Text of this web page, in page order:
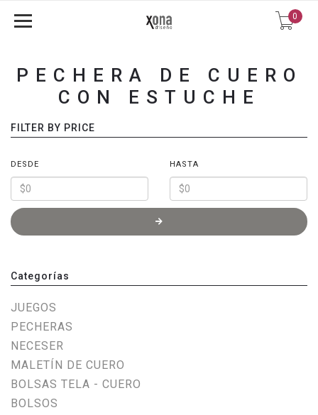
0
PECHERA DE CUERO
CON ESTUCHE
FILTER BY PRICE
DESDE HASTA
Categorías
JUEGOS
PECHERAS
NECESER
MALETÍN DE CUERO
BOLSAS TELA - CUERO
BOLSOS